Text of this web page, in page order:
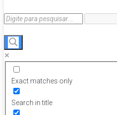
Exact matches only
Search in title